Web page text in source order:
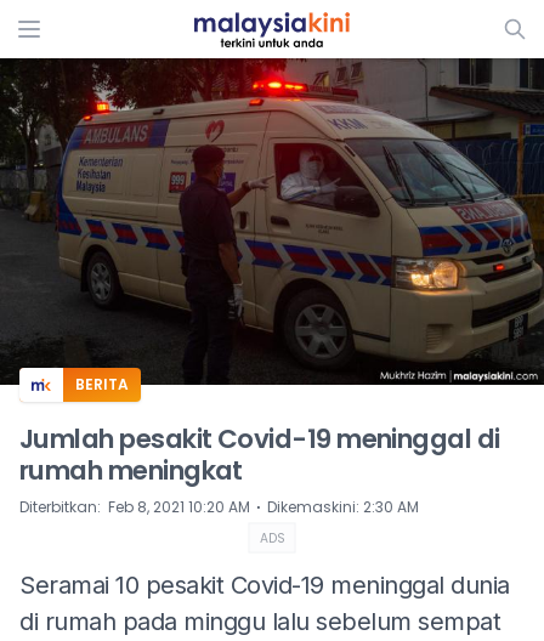
ADS
BERITA
Jumlah pesakit Covid-19 meninggal di
rumah meningkat
Diterbitkan: Feb 8, 2021 10:20 AM ⋅ Dikemaskini: 2:30 AM
ADS
Seramai 10 pesakit Covid-19 meninggal dunia
di rumah pada minggu lalu sebelum sempat